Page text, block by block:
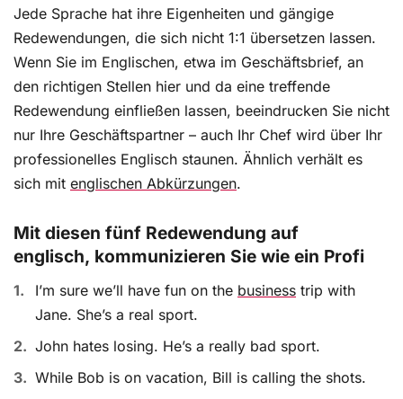
Jede Sprache hat ihre Eigenheiten und gängige
Redewendungen, die sich nicht 1:1 übersetzen lassen.
Wenn Sie im Englischen, etwa im Geschäftsbrief, an
den richtigen Stellen hier und da eine treffende
Redewendung einfließen lassen, beeindrucken Sie nicht
nur Ihre Geschäftspartner – auch Ihr Chef wird über Ihr
professionelles Englisch staunen. Ähnlich verhält es
sich mit englischen Abkürzungen.
Mit diesen fünf Redewendung auf
englisch, kommunizieren Sie wie ein Profi
I’m sure we’ll have fun on the business trip with
Jane. She’s a real sport.
John hates losing. He’s a really bad sport.
While Bob is on vacation, Bill is calling the shots.